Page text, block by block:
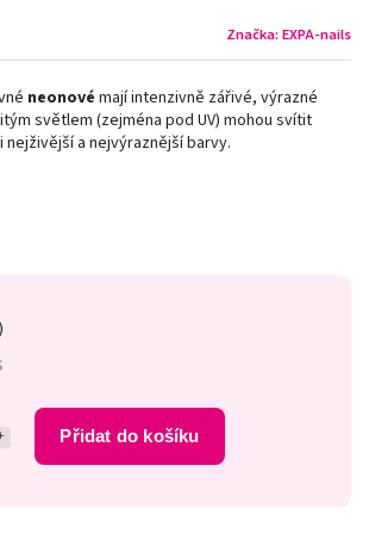
Značka: EXPA-nails
Přidat do košíku
neonové mají intenzivně zářivé, výrazné
světlem (zejména pod UV) mohou svítit
nejživější a nejvýraznější barvy.